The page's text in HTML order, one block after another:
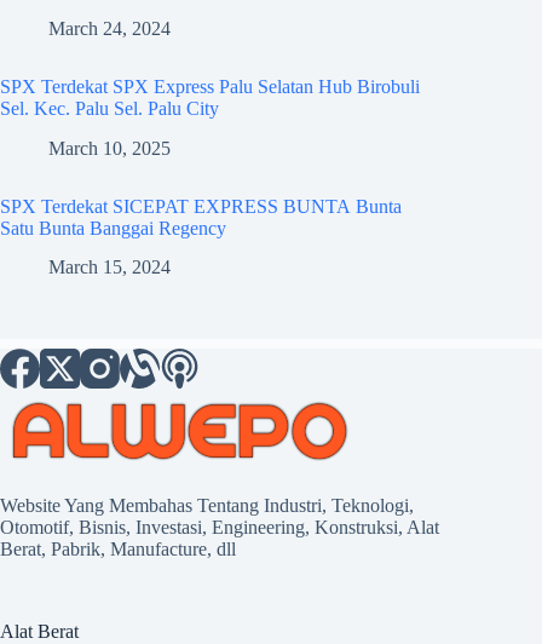
March 24, 2024
SPX Terdekat SPX Express Palu Selatan Hub Birobuli
Sel. Kec. Palu Sel. Palu City
March 10, 2025
SPX Terdekat SICEPAT EXPRESS BUNTA Bunta
Satu Bunta Banggai Regency
March 15, 2024
Website Yang Membahas Tentang Industri, Teknologi,
Otomotif, Bisnis, Investasi, Engineering, Konstruksi, Alat
Berat, Pabrik, Manufacture, dll
Alat Berat